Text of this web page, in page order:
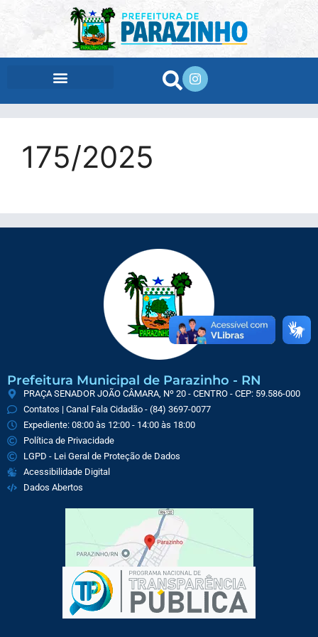
175/2025
Prefeitura Municipal de Parazinho - RN
PRAÇA SENADOR JOÃO CÂMARA, Nº 20 - CENTRO - CEP: 59.586-000
Contatos | Canal Fala Cidadão - (84) 3697-0077
Expediente: 08:00 às 12:00 - 14:00 às 18:00
Política de Privacidade
LGPD - Lei Geral de Proteção de Dados
Acessibilidade Digital
Dados Abertos